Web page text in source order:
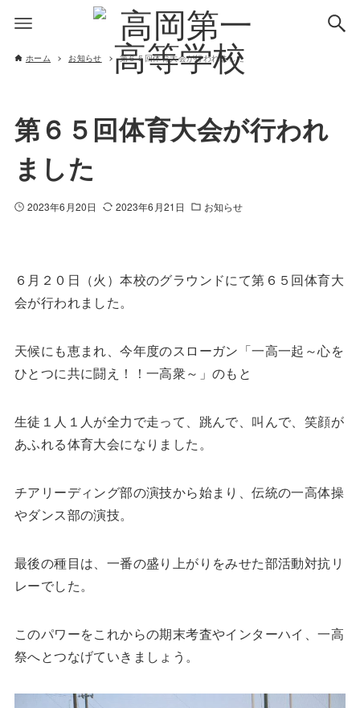
ホーム お知らせ 第６５回体育大会が行われました
第６５回体育大会が行われ
ました
2023年6月20日 2023年6月21日 お知らせ
６月２０日（火）本校のグラウンドにて第６５回体育大
会が行われました。
天候にも恵まれ、今年度のスローガン「一高一起～心を
ひとつに共に闘え！！一高衆～」のもと
生徒１人１人が全力で走って、跳んで、叫んで、笑顔が
あふれる体育大会になりました。
チアリーディング部の演技から始まり、伝統の一高体操
やダンス部の演技。
最後の種目は、一番の盛り上がりをみせた部活動対抗リ
レーでした。
このパワーをこれからの期末考査やインターハイ、一高
祭へとつなげていきましょう。